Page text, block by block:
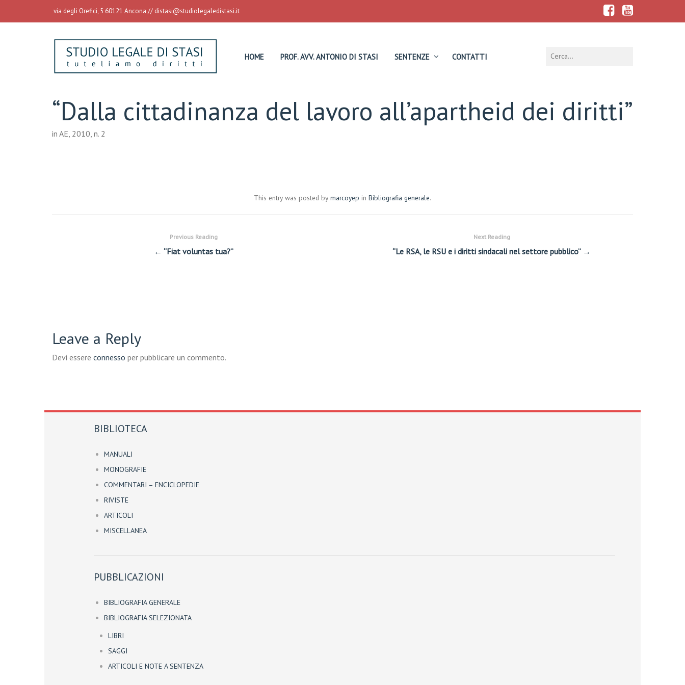
via degli Orefici, 5 60121 Ancona // distasi@studiolegaledistasi.it
HOME PROF. AVV. ANTONIO DI STASI SENTENZE CONTATTI
“Dalla cittadinanza del lavoro all’apartheid dei diritti”
in AE, 2010, n. 2
This entry was posted by marcoyep in Bibliografia generale.
Previous Reading
← “Fiat voluntas tua?”
Next Reading
“Le RSA, le RSU e i diritti sindacali nel settore pubblico” →
Leave a Reply
Devi essere connesso per pubblicare un commento.
BIBLIOTECA
MANUALI
MONOGRAFIE
COMMENTARI – ENCICLOPEDIE
RIVISTE
ARTICOLI
MISCELLANEA
PUBBLICAZIONI
BIBLIOGRAFIA GENERALE
BIBLIOGRAFIA SELEZIONATA
LIBRI
SAGGI
ARTICOLI E NOTE A SENTENZA